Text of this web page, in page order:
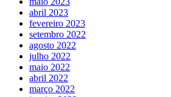
abril 2023
fevereiro 2023
setembro 2022
agosto 2022
julho 2022
maio 2022
abril 2022
março 2022